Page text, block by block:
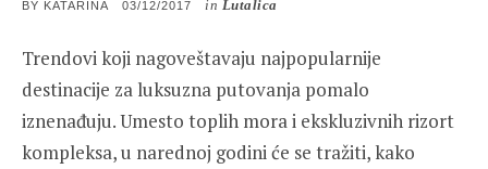
BY KATARINA
POSTED
03/12/2017 in Lutalica
Trendovi koji nagoveštavaju najpopularnije
destinacije za luksuzna putovanja pomalo
iznenađuju. Umesto toplih mora i ekskluzivnih rizort
kompleksa, u narednoj godini će se tražiti, kako